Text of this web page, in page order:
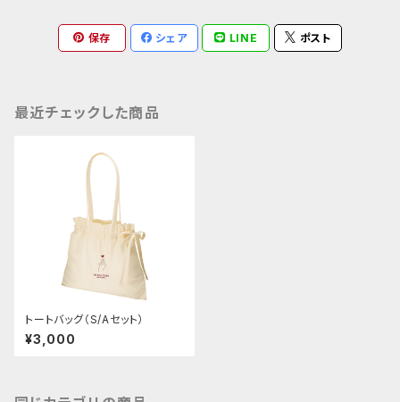
保存 シェア LINE ポスト
最近チェックした商品
トートバッグ（S/Aセット）
¥3,000